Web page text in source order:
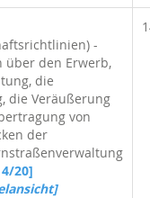
-
über den Erwerb,
die
die Veräußerung
von
der
4/20]